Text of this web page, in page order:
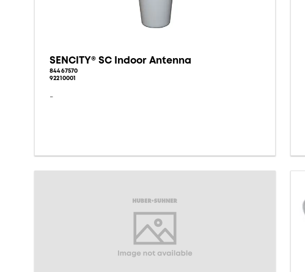
SENCITY® SC Indoor Antenna
84467570
92210001
-